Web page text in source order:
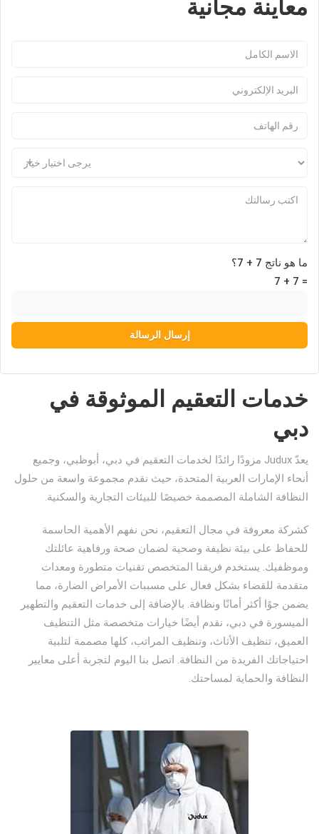
معاينة مجانية
ما هو ناتج 7 + 7؟
7 + 7 =
خدمات التعقيم الموثوقة في
دبي
يعدّ Judux مزودًا رائدًا لخدمات التعقيم في دبي، أبوظبي، وجميع
أنحاء الإمارات العربية المتحدة، حيث نقدم مجموعة واسعة من حلول
النظافة الشاملة المصممة خصيصًا للبيئات التجارية والسكنية.
كشركة معروفة في مجال التعقيم، نحن نفهم الأهمية الحاسمة
للحفاظ على بيئة نظيفة وصحية لضمان صحة ورفاهية عائلتك
وموظفيك. يستخدم فريقنا المتخصص تقنيات متطورة ومعدات
متقدمة للقضاء بشكل فعال على مسببات الأمراض الضارة، مما
يضمن جوًا أكثر أمانًا ونظافة. بالإضافة إلى خدمات التعقيم والتطهير
الميسورة في دبي، نقدم أيضًا خيارات متخصصة مثل التنظيف
العميق، تنظيف الأثاث، وتنظيف المراتب، كلها مصممة لتلبية
احتياجاتك الفريدة من النظافة. اتصل بنا اليوم لتجربة أعلى معايير
النظافة والحماية لمساحتك.